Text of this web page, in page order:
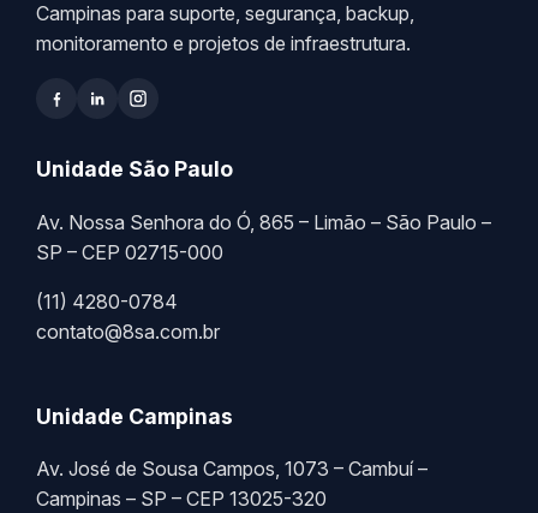
Campinas para suporte, segurança, backup,
monitoramento e projetos de infraestrutura.
Unidade São Paulo
Av. Nossa Senhora do Ó, 865 – Limão – São Paulo –
SP – CEP 02715-000
(11) 4280-0784
contato@8sa.com.br
Unidade Campinas
Av. José de Sousa Campos, 1073 – Cambuí –
Campinas – SP – CEP 13025-320